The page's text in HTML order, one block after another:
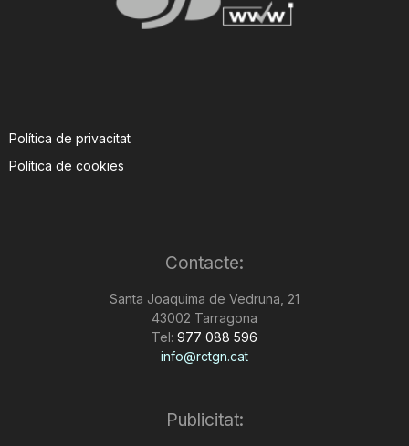
Política de privacitat
Política de cookies
Contacte:
Santa Joaquima de Vedruna, 21
43002 Tarragona
Tel: 977 088 596
info@rctgn.cat
Publicitat: